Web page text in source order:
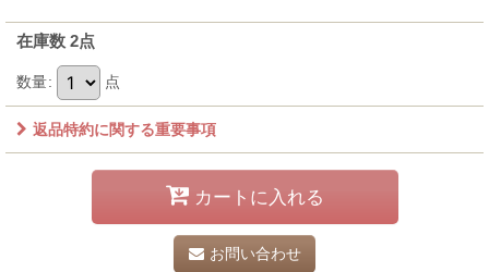
在庫数 2点
数量: 点
返品特約に関する重要事項
カートに入れる
お問い合わせ